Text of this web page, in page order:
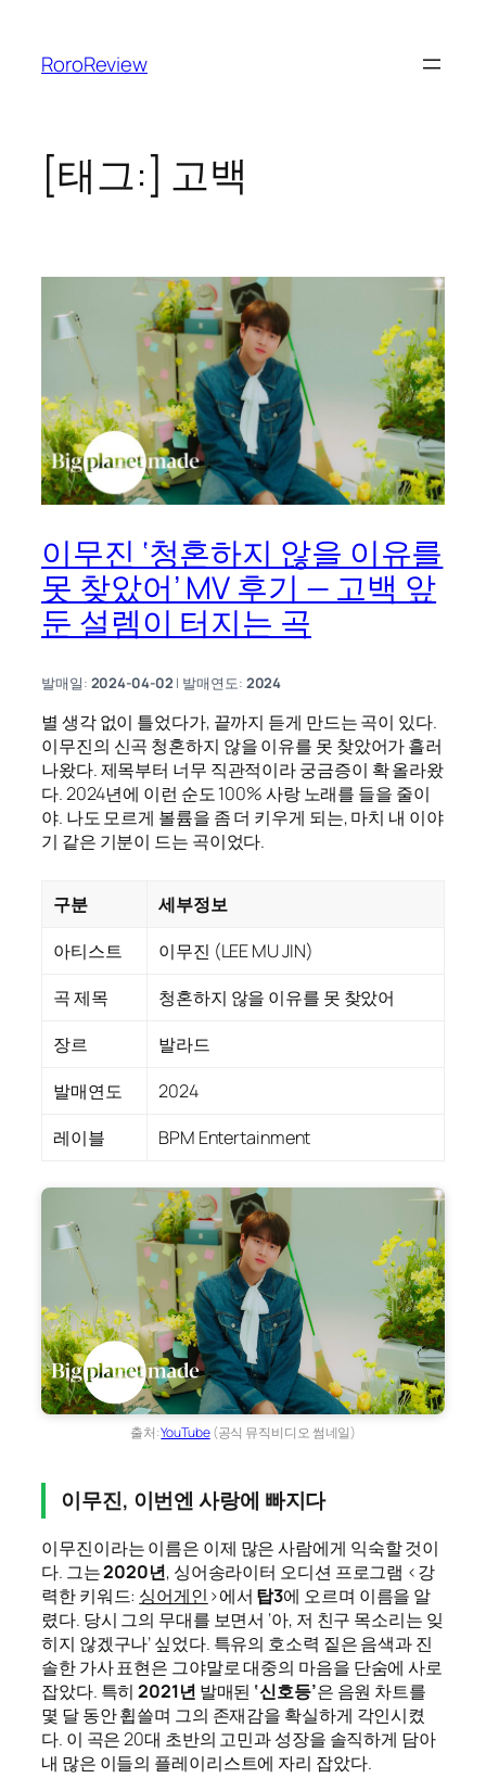
RoroReview
[태그:] 고백
이무진 ‘청혼하지 않을 이유를
못 찾았어’ MV 후기 — 고백 앞
둔 설렘이 터지는 곡
발매일: 2024-04-02 | 발매연도: 2024
별 생각 없이 틀었다가, 끝까지 듣게 만드는 곡이 있다.
이무진의 신곡 청혼하지 않을 이유를 못 찾았어가 흘러
나왔다. 제목부터 너무 직관적이라 궁금증이 확 올라왔
다. 2024년에 이런 순도 100% 사랑 노래를 들을 줄이
야. 나도 모르게 볼륨을 좀 더 키우게 되는, 마치 내 이야
기 같은 기분이 드는 곡이었다.
구분
세부정보
아티스트
이무진 (LEE MU JIN)
곡 제목
청혼하지 않을 이유를 못 찾았어
장르
발라드
발매연도
2024
레이블
BPM Entertainment
출처:YouTube(공식 뮤직비디오 썸네일)
이무진, 이번엔 사랑에 빠지다
이무진이라는 이름은 이제 많은 사람에게 익숙할 것이
다. 그는2020년, 싱어송라이터 오디션 프로그램 <강
력한 키워드: 싱어게인 >에서 탑3에 오르며 이름을 알
렸다. 당시 그의 무대를 보면서 ‘아, 저 친구 목소리는 잊
히지 않겠구나’ 싶었다. 특유의 호소력 짙은 음색과 진
솔한 가사 표현은 그야말로 대중의 마음을 단숨에 사로
잡았다. 특히2021년 발매된 ‘신호등’은 음원 차트를
몇 달 동안 휩쓸며 그의 존재감을 확실하게 각인시켰
다. 이 곡은 20대 초반의 고민과 성장을 솔직하게 담아
내 많은 이들의 플레이리스트에 자리 잡았다.